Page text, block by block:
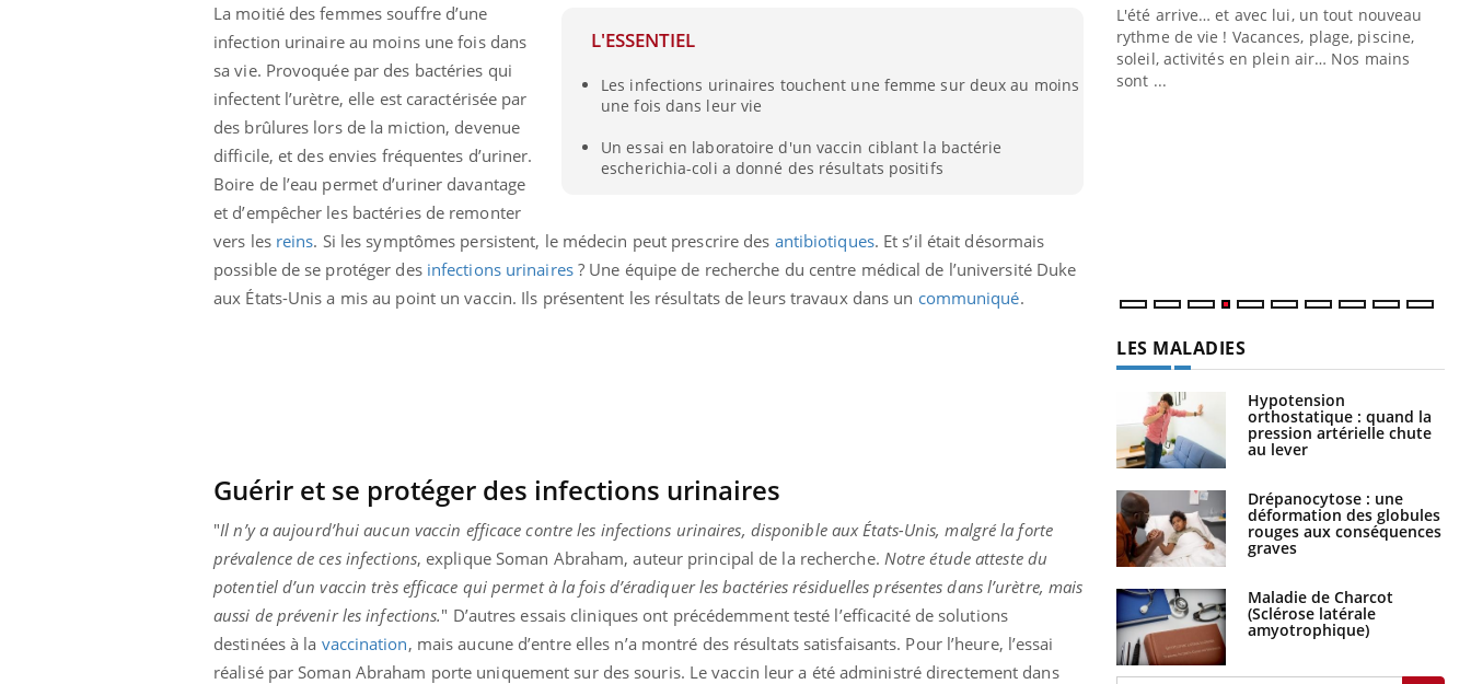
L'ESSENTIEL
Les infections urinaires touchent une femme sur deux au moins
une fois dans leur vie
Un essai en laboratoire d'un vaccin ciblant la bactérie
escherichia-coli a donné des résultats positifs
La moitié des femmes souffre d’une
infection urinaire au moins une fois dans
sa vie. Provoquée par des bactéries qui
infectent l’urètre, elle est caractérisée par
des brûlures lors de la miction, devenue
difficile, et des envies fréquentes d’uriner.
Boire de l’eau permet d’uriner davantage
et d’empêcher les bactéries de remonter
vers les reins. Si les symptômes persistent, le médecin peut prescrire des antibiotiques. Et s’il était désormais
possible de se protéger des infections urinaires? Une équipe de recherche du centre médical de l’université Duke
aux États-Unis a mis au point un vaccin. Ils présentent les résultats de leurs travaux dans un communiqué.
Guérir et se protéger des infections urinaires
"Il n’y a aujourd’hui aucun vaccin efficace contre les infections urinaires, disponible aux États-Unis, malgré la forte
prévalence de ces infections, explique Soman Abraham, auteur principal de la recherche. Notre étude atteste du
potentiel d’un vaccin très efficace qui permet à la fois d’éradiquer les bactéries résiduelles présentes dans l’urètre, mais
aussi de prévenir les infections." D’autres essais cliniques ont précédemment testé l’efficacité de solutions
destinées à la vaccination, mais aucune d’entre elles n’a montré des résultats satisfaisants. Pour l’heure, l’essai
réalisé par Soman Abraham porte uniquement sur des souris. Le vaccin leur a été administré directement dans
Il y a des sujets qui sont faciles à aborder...
d'autres non ! D'un côté, poser des
questions sur la maladie d'un proche c'est
Fatigue, irritabilité, brouillard mental ou
même alopécie… Les symptômes de la
...
L'été arrive… et avec lui, un tout nouveau
rythme de vie ! Vacances, plage, piscine,
soleil, activités en plein air… Nos mains
sont ...
LES MALADIES
Hypotension
orthostatique : quand la
pression artérielle chute
au lever
Drépanocytose : une
déformation des globules
rouges aux conséquences
graves
Maladie de Charcot
(Sclérose latérale
amyotrophique)